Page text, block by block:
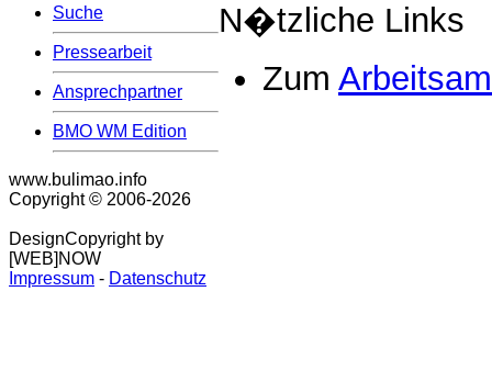
Suche
Pressearbeit
Ansprechpartner
BMO WM Edition
www.bulimao.info
Copyright © 2006-2026
DesignCopyright by
[WEB]NOW
N�tzliche Links
Zum
Impressum - Datenschutz